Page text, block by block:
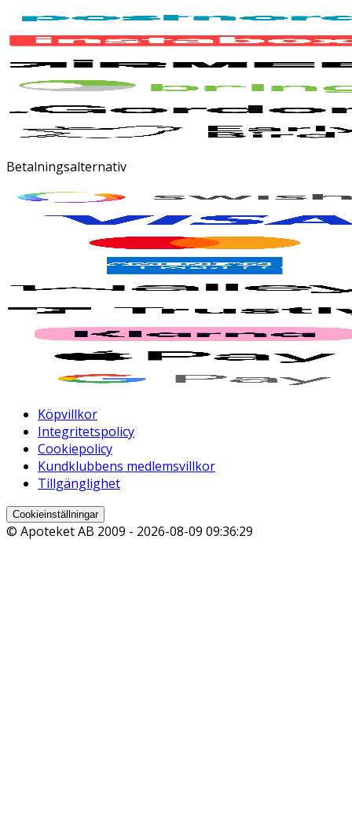
Betalningsalternativ
Köpvillkor
Integritetspolicy
Cookiepolicy
Kundklubbens medlemsvillkor
Tillgänglighet
Cookieinställningar
© Apoteket AB 2009 - 2026-08-09 09:36:29